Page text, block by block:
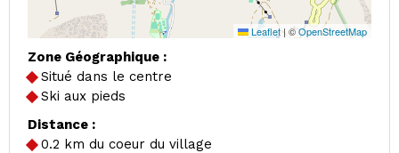
Leaflet|©OpenStreetMap
Zone Géographique :
Situé dans le centre
Ski aux pieds
Distance :
0.2 km du coeur du village